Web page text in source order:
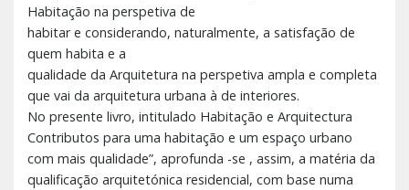
Habitação na perspetiva de
habitar e considerando, naturalmente, a satisfação de
quem habita e a
qualidade da Arquitetura na perspetiva ampla e completa
que vai da arquitetura urbana à de interiores.
No presente livro, intitulado Habitação e Arquitectura
Contributos para uma habitação e um espaço urbano
com mais qualidade”, aprofunda -se , assim, a matéria da
qualificação arquitetónica residencial, com base numa